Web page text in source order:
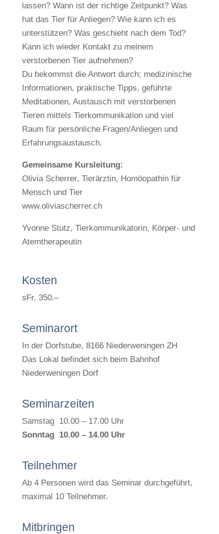
lassen? Wann ist der richtige Zeitpunkt? Was
hat das Tier für Anliegen? Wie kann ich es
unterstützen? Was geschieht nach dem Tod?
Kann ich wieder Kontakt zu meinem
verstorbenen Tier aufnehmen?
Du bekommst die Antwort durch; medizinische
Informationen, praktische Tipps, geführte
Meditationen, Austausch mit verstorbenen
Tieren mittels Tierkommunikation und viel
Raum für persönliche Fragen/Anliegen und
Erfahrungsaustausch.
Gemeinsame Kursleitung:
Olivia Scherrer, Tierärztin, Homöopathin für
Mensch und Tier
www.oliviascherrer.ch
Yvonne Stutz, Tierkommunikatorin, Körper- und
Atemtherapeutin
Kosten
sFr. 350.–
Seminarort
In der Dorfstube, 8166 Niederweningen ZH
Das Lokal befindet sich beim Bahnhof
Niederweningen Dorf
Seminarzeiten
Samstag 10.00 – 17.00 Uhr
Sonntag 10.00 – 14.00 Uhr
Teilnehmer
Ab 4 Personen wird das Seminar durchgeführt,
maximal 10 Teilnehmer.
Mitbringen